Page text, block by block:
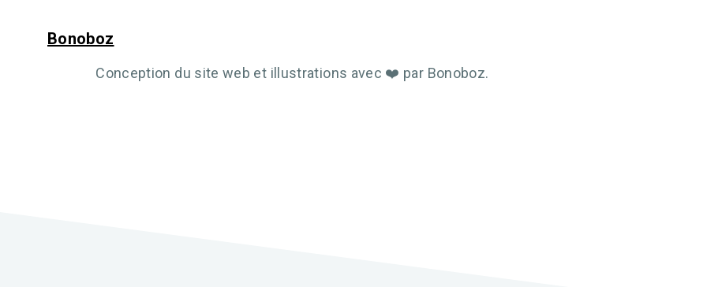
Bonoboz
Conception du site web et illustrations avec ❤️ par Bonoboz.